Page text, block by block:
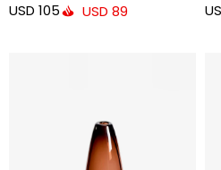
USD 105 USD 89